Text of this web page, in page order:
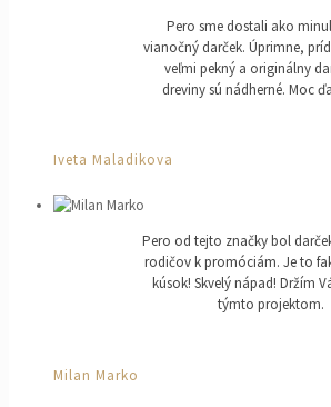
Pero sme dostali ako
vianočný darček. Úprimne,
veľmi pekný a originálny
dreviny sú nádherné. Moc
Iveta Maladikova
Pero od tejto značky bol
rodičov k promóciám. Je to
kúsok! Skvelý nápad! Držím
týmto projektom.
Milan Marko